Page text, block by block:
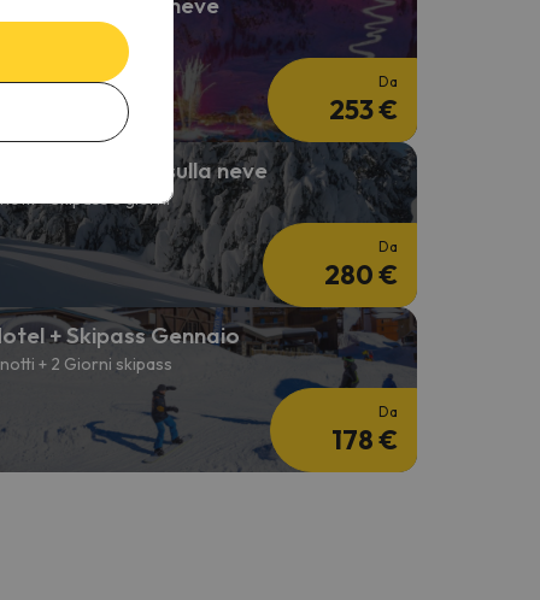
notti + 2 Giorni skipass
Da
253 €
Speciale Pasqua sulla neve
+ Skipass 3 giorni
Da
280 €
+ Skipass Gennaio
+ 2 Giorni skipass
Da
178 €